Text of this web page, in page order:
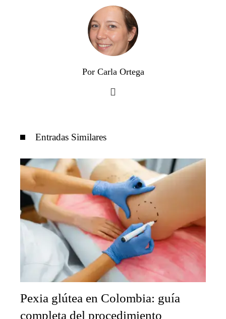
Por Carla Ortega
Entradas Similares
Pexia glútea en Colombia: guía
completa del procedimiento